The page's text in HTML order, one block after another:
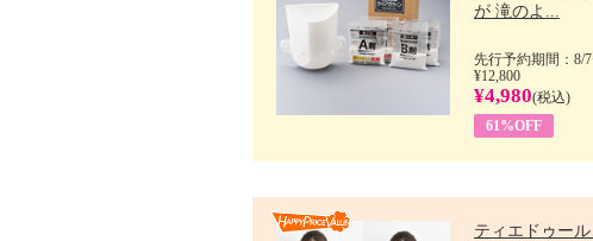
が 滝のよ...
先行予約期間：
¥12,800
¥4,980(税込)
61%OFF
ティエドゥー